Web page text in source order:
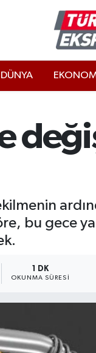
DÜNYA
bu gece
1 DK
OKUNMA SÜRESI